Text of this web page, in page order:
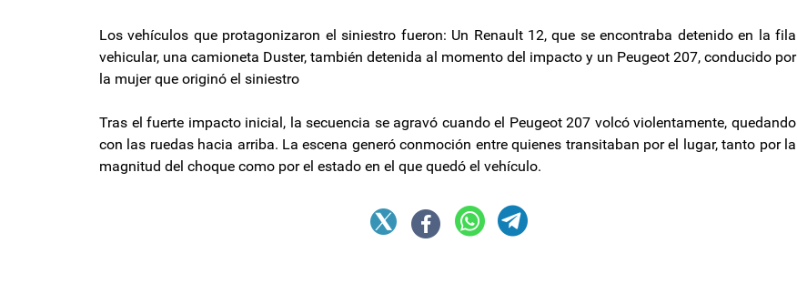
Los vehículos que protagonizaron el siniestro fueron: Un Renault 12, que se encontraba detenido en la fila
vehicular, una camioneta Duster, también detenida al momento del impacto y un Peugeot 207, conducido por
la mujer que originó el siniestro
Tras el fuerte impacto inicial, la secuencia se agravó cuando el Peugeot 207 volcó violentamente, quedando
con las ruedas hacia arriba. La escena generó conmoción entre quienes transitaban por el lugar, tanto por la
magnitud del choque como por el estado en el que quedó el vehículo.